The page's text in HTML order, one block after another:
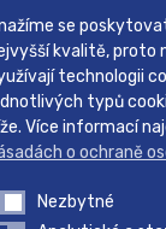
se
kvalitě, proto
technologii
typů
Více informací
o ochraně
Nezbytné